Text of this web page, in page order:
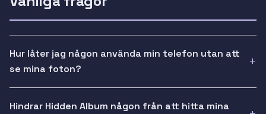
Hur låter jag någon använda min telefon utan att
se mina foton?
Hindrar Hidden Album någon från att hitta mina